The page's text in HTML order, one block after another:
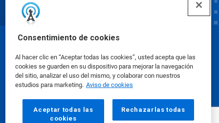
Consentimiento de cookies
Al hacer clic en “Aceptar todas las cookies”, usted acepta que las
cookies se guarden en su dispositivo para mejorar la navegación
del sitio, analizar el uso del mismo, y colaborar con nuestros
estudios para marketing. Aviso de cookies
Aceptar todas las
cookies
Rechazarlas todas
Hojas de datos de seguridad|Política de privacidad
|condiciones de uso